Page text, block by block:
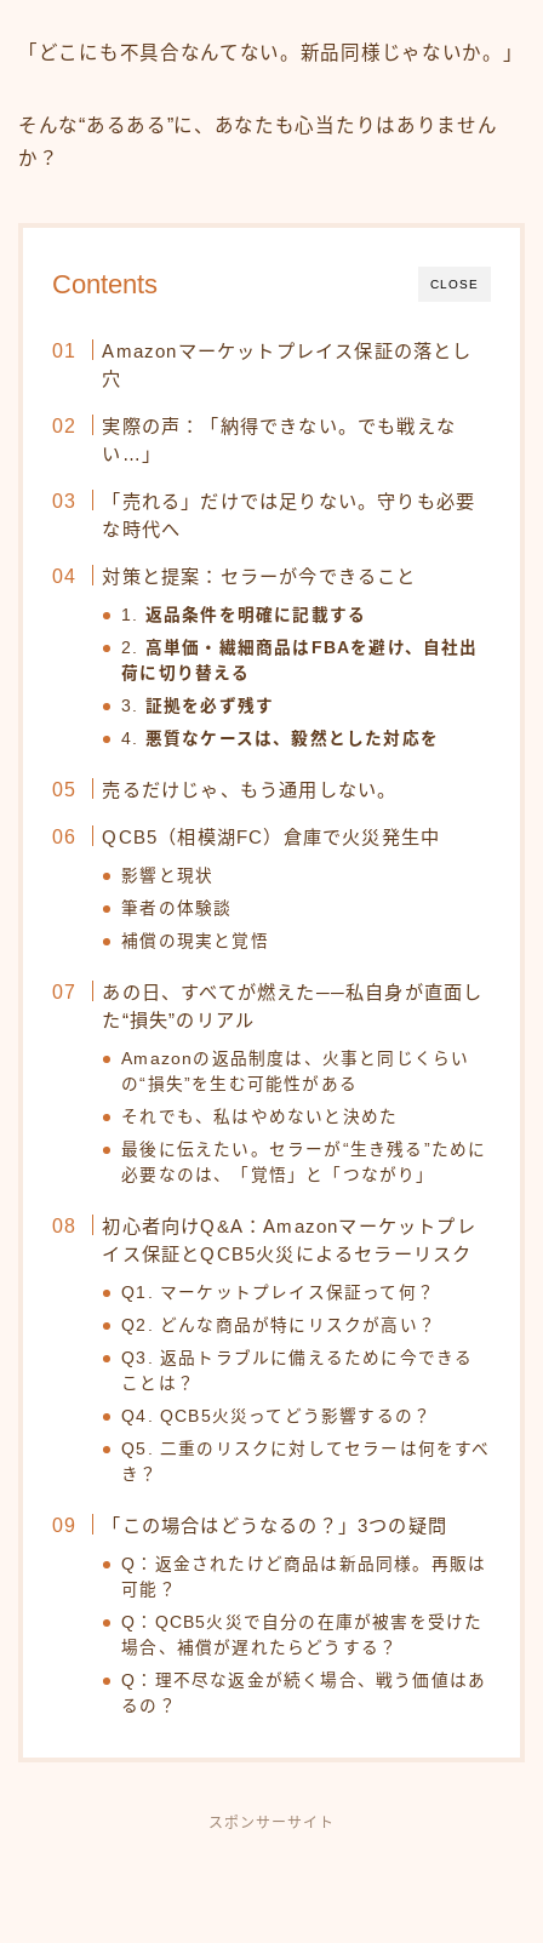
「どこにも不具合なんてない。新品同様じゃないか。」
そんな“あるある”に、あなたも心当たりはありません
か？
CLOSE
Contents
Amazonマーケットプレイス保証の落とし
穴
実際の声：「納得できない。でも戦えな
い…」
「売れる」だけでは足りない。守りも必要
な時代へ
対策と提案：セラーが今できること
1. 返品条件を明確に記載する
2. 高単価・繊細商品はFBAを避け、自社出
荷に切り替える
3. 証拠を必ず残す
4. 悪質なケースは、毅然とした対応を
売るだけじゃ、もう通用しない。
QCB5（相模湖FC）倉庫で火災発生中
影響と現状
筆者の体験談
補償の現実と覚悟
あの日、すべてが燃えた──私自身が直面し
た“損失”のリアル
Amazonの返品制度は、火事と同じくらい
の“損失”を生む可能性がある
それでも、私はやめないと決めた
最後に伝えたい。セラーが“生き残る”ために
必要なのは、「覚悟」と「つながり」
初心者向けQ&A：Amazonマーケットプレ
イス保証とQCB5火災によるセラーリスク
Q1. マーケットプレイス保証って何？
Q2. どんな商品が特にリスクが高い？
Q3. 返品トラブルに備えるために今できる
ことは？
Q4. QCB5火災ってどう影響するの？
Q5. 二重のリスクに対してセラーは何をすべ
き？
「この場合はどうなるの？」3つの疑問
Q：返金されたけど商品は新品同様。再販は
可能？
Q：QCB5火災で自分の在庫が被害を受けた
場合、補償が遅れたらどうする？
Q：理不尽な返金が続く場合、戦う価値はあ
るの？
スポンサーサイト